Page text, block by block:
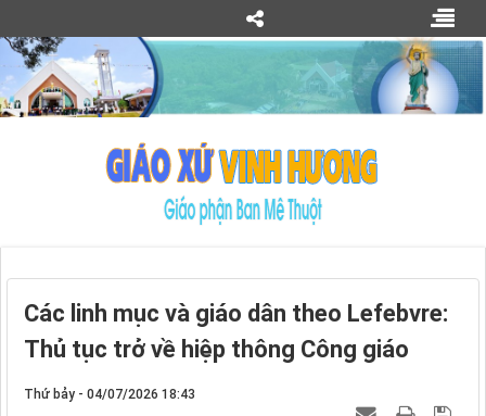
Các linh mục và giáo dân theo Lefebvre:
Thủ tục trở về hiệp thông Công giáo
Thứ bảy - 04/07/2026 18:43